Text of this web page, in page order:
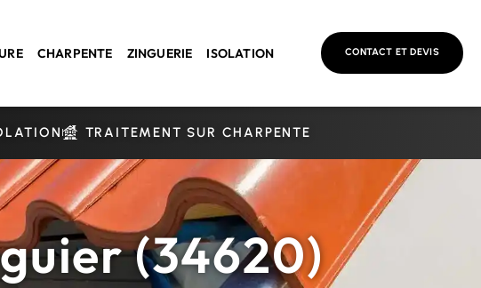
CHARPENTE ZINGUERIE ISOLATION CONTACT ET DEVIS
TRAITEMENT SUR CHARPENTE
(34620)